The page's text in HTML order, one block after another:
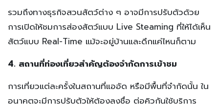
รวมถึงทางธุรกิจสวนสัตว์ต่าง ๆ อาจมีการปรับตัวด้วย
การเปิดให้ชมการส่องสัตว์แบบ Live Steaming ที่ให้ได้เห็น
สัตว์แบบ Real-Time แม้จะอยู่บ้านและดึกแค่ไหนก็ตาม
4. สถานที่ท่องเที่ยวสำคัญต้องจำกัดการเข้าชม
การเที่ยวแต่ละครั้งในสถานที่แออัด หรือมีพื้นที่จำกัดนั้น ใน
อนาคตจะมีการปรับตัวให้ต้องลงชื่อ ต่อคิวกันใช้บริการ